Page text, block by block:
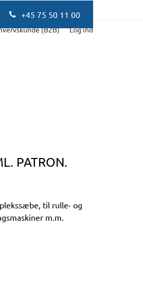
+45 75 50 11 00
(B2B) Log ind
PATRON.
til rulle- og
m.m.